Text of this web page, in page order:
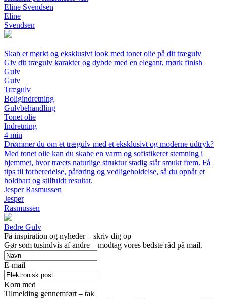
Eline Svendsen
Eline
Svendsen
Skab et mørkt og eksklusivt look med tonet olie på dit trægulv
Giv dit trægulv karakter og dybde med en elegant, mørk finish
Gulv
Gulv
Trægulv
Boligindretning
Gulvbehandling
Tonet olie
Indretning
4 min
Drømmer du om et trægulv med et eksklusivt og moderne udtryk?
Med tonet olie kan du skabe en varm og sofistikeret stemning i
hjemmet, hvor træets naturlige struktur stadig står smukt frem. Få
tips til forberedelse, påføring og vedligeholdelse, så du opnår et
holdbart og stilfuldt resultat.
Jesper Rasmussen
Jesper
Rasmussen
Bedre Gulv
Få inspiration og nyheder – skriv dig op
Gør som tusindvis af andre – modtag vores bedste råd på mail.
E-mail
Kom med
Tilmelding gennemført – tak